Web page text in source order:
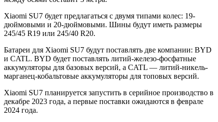
Xiaomi SU7 будет предлагаться с двумя типами колес: 19-
дюймовыми и 20-дюймовыми. Шины будут иметь размеры
245/45 R19 или 245/40 R20.
Батареи для Xiaomi SU7 будут поставлять две компании: BYD
и CATL. BYD будет поставлять литий-железо-фосфатные
аккумуляторы для базовых версий, а CATL — литий-никель-
марганец-кобальтовые аккумуляторы для топовых версий.
Xiaomi SU7 планируется запустить в серийное производство в
декабре 2023 года, а первые поставки ожидаются в феврале
2024 года.